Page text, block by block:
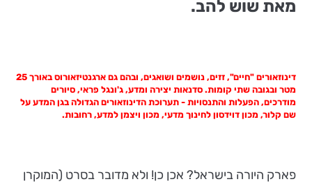
מאת שוש להב.
דינוזאורים "חיים", זזים, נושמים ושואגים, ובהם גם ארגנטיזאורוס באורך 25
מטר ובגובה שתי קומות. סדנאות יצירה ומדע, ג'ונגל פראי, סיורים
מודרכים, הפעלות והתנסויות - תערוכת הדינוזאורים הגדולה בגן המדע על
שם קלור, מכון דוידסון לחינוך מדעי, מכון ויצמן למדע, רחובות.
פארק היורה בישראל? אכן כן! ולא מדובר בסרט (המוקרן